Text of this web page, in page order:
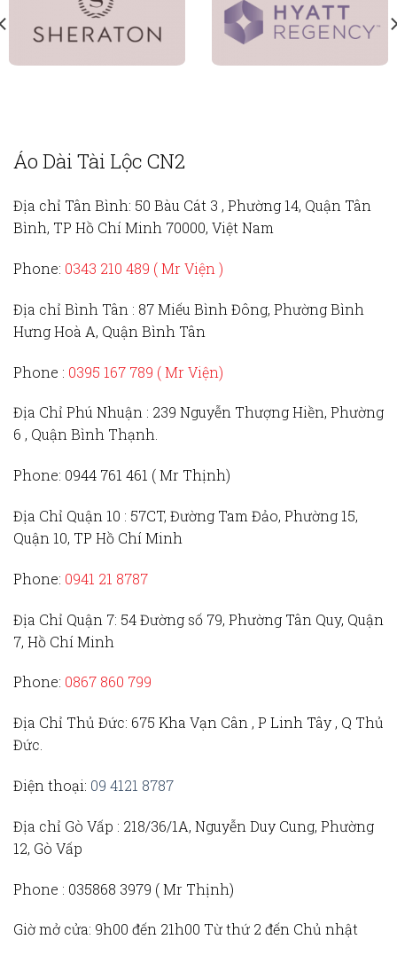
Áo Dài Tài Lộc CN2
Địa chỉ Tân Bình: 50 Bàu Cát 3 , Phường 14, Quận Tân
Bình, TP Hồ Chí Minh 70000, Việt Nam
Phone: 0343 210 489 ( Mr Viện )
Địa chỉ Bình Tân : 87 Miếu Bình Đông, Phường Bình
Hưng Hoà A, Quận Bình Tân
Phone : 0395 167 789 ( Mr Viện)
Địa Chỉ Phú Nhuận : 239 Nguyễn Thượng Hiền, Phường
6 , Quận Bình Thạnh.
Phone: 0944 761 461 ( Mr Thịnh)
Địa Chỉ Quận 10 : 57CT, Đường Tam Đảo, Phường 15,
Quận 10, TP Hồ Chí Minh
Phone: 0941 21 8787
Địa Chỉ Quận 7: 54 Đường số 79, Phường Tân Quy, Quận
7, Hồ Chí Minh
Phone: 0867 860 799
Địa Chỉ Thủ Đức: 675 Kha Vạn Cân , P Linh Tây , Q Thủ
Đức.
Điện thoại: 09 4121 8787
Địa chỉ Gò Vấp : 218/36/1A, Nguyễn Duy Cung, Phường
12, Gò Vấp
Phone : 035868 3979 (Mr Thịnh)
Giờ mở cửa: 9h00 đến 21h00 Từ thứ 2 đến Chủ nhật